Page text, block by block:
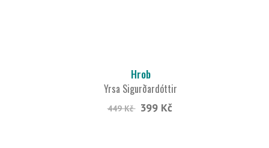
Hrob
Yrsa Sigurðardóttir
449 Kč 399 Kč